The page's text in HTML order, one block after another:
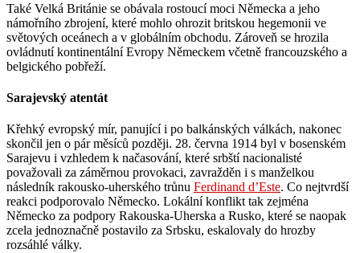
Také Velká Británie se obávala rostoucí moci Německa a jeho
námořního zbrojení, které mohlo ohrozit britskou hegemonii ve
světových oceánech a v globálním obchodu. Zároveň se hrozila
ovládnutí kontinentální Evropy Německem včetně francouzského a
belgického pobřeží.
Sarajevský atentát
Křehký evropský mír, panující i po balkánských válkách, nakonec
skončil jen o pár měsíců později. 28. června 1914 byl v bosenském
Sarajevu i vzhledem k načasování, které srbští nacionalisté
považovali za záměrnou provokaci, zavražděn i s manželkou
následník rakousko-uherského trůnu Ferdinand d’Este. Co nejtvrdší
reakci podporovalo Německo. Lokální konflikt tak zejména
Německo za podpory Rakouska-Uherska a Rusko, které se naopak
zcela jednoznačně postavilo za Srbsku, eskalovaly do hrozby
rozsáhlé války.